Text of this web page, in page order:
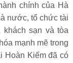
chính của Hà
nước, tổ chức tài
khách sạn và tòa
mạnh mẽ trong
Hoàn Kiếm đã có